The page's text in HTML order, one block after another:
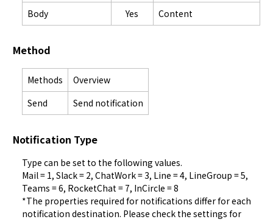
Body
Yes Content
Method
Methods
Overview
Send
Send notification
Notification Type
Type can be set to the following values.
Mail = 1, Slack = 2, ChatWork = 3, Line = 4, LineGroup = 5,
Teams = 6, RocketChat = 7, InCircle = 8
*The properties required for notifications differ for each
notification destination. Please check the settings for